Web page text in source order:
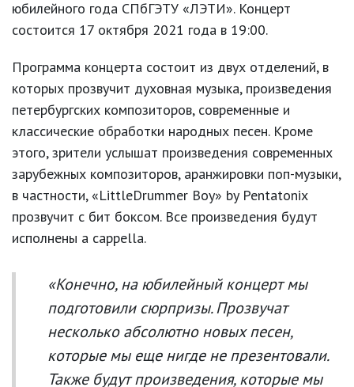
юбилейного года СПбГЭТУ «ЛЭТИ». Концерт
состоится 17 октября 2021 года в 19:00.
Программа концерта состоит из двух отделений, в
которых прозвучит духовная музыка, произведения
петербургских композиторов, современные и
классические обработки народных песен. Кроме
этого, зрители услышат произведения современных
зарубежных композиторов, аранжировки поп-музыки,
в частности, «LittleDrummer Boy» by Pentatonix
прозвучит с бит боксом. Все произведения будут
исполнены а cappella.
«Конечно, на юбилейный концерт мы
подготовили сюрпризы. Прозвучат
несколько абсолютно новых песен,
которые мы еще нигде не презентовали.
Также будут произведения, которые мы